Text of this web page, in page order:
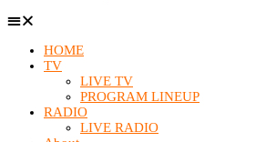
HOME
TV
LIVE TV
PROGRAM LINEUP
RADIO
LIVE RADIO